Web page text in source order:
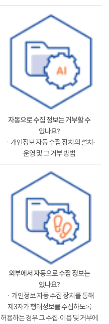
자동으로 수집 정보는 거부할 수
있나요?
ㆍ개인정보 자동 수집 장치의 설치·
운영 및 그 거부 방법
외부에서 자동으로 수집 정보는
있나요?
ㆍ개인정보 자동 수집 장치를 통해
제3자가 행태정보를 수집하도록
허용하는 경우 그 수집·이용 및 거부에